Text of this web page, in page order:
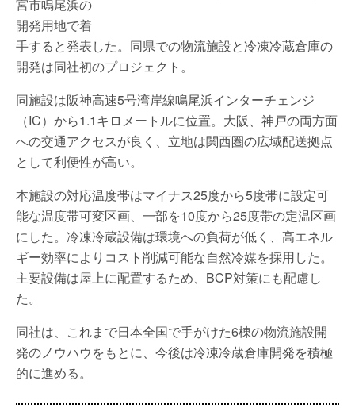
宮市鳴尾浜の
開発用地で着
手すると発表した。同県での物流施設と冷凍冷蔵倉庫の
開発は同社初のプロジェクト。
同施設は阪神高速5号湾岸線鳴尾浜インターチェンジ
（IC）から1.1キロメートルに位置。大阪、神戸の両方面
への交通アクセスが良く、立地は関西圏の広域配送拠点
として利便性が高い。
本施設の対応温度帯はマイナス25度から5度帯に設定可
能な温度帯可変区画、一部を10度から25度帯の定温区画
にした。冷凍冷蔵設備は環境への負荷が低く、高エネル
ギー効率によりコスト削減可能な自然冷媒を採用した。
主要設備は屋上に配置するため、BCP対策にも配慮し
た。
同社は、これまで日本全国で手がけた6棟の物流施設開
発のノウハウをもとに、今後は冷凍冷蔵倉庫開発を積極
的に進める。